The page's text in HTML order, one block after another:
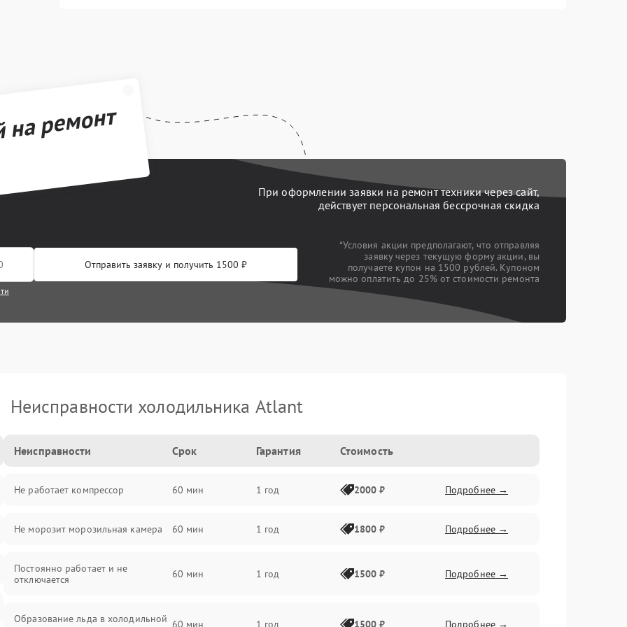
ремонт
При оформлении заявки на ремонт техники через сайт,
действует персональная бессрочная скидка
Отправить заявку и получить 1500 ₽
*Условия акции предполагают, что отправляя
заявку через текущую форму акции, вы
получаете купон на 1500 рублей. Купоном
можно оплатить до 25% от стоимости ремонта
Неисправности холодильника Atlant
Неисправности Срок Гарантия Стоимость
Не работает компрессор 60 мин 1 год 2000 ₽ Подробнее →
Не морозит морозильная камера 60 мин 1 год 1800 ₽ Подробнее →
Постоянно работает и не
отключается
60 мин 1 год 1500 ₽ Подробнее →
Образование льда в холодильной 60 мин 1 год 1500 ₽ Подробнее →